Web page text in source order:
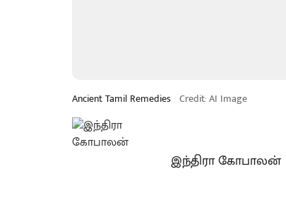
Ancient Tamil Remedies Credit: AI Image
இந்திரா கோபாலன்